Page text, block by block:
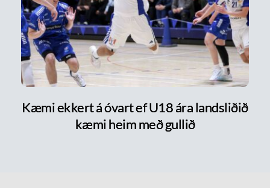
Kæmi ekkert á óvart ef U18 ára landsliðið
kæmi heim með gullið